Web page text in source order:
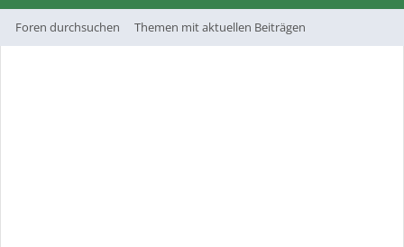
Foren durchsuchen Themen mit aktuellen Beiträgen